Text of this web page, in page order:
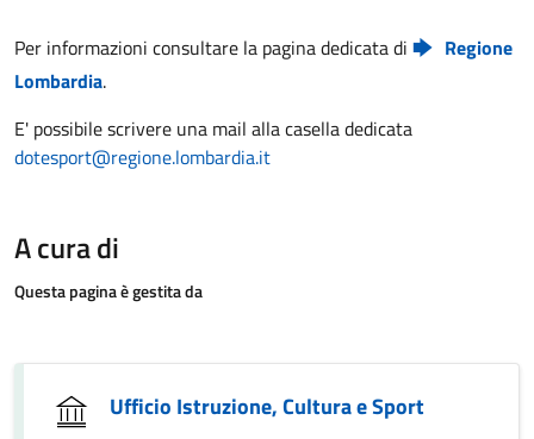
Per informazioni consultare la pagina dedicata di
Regione
Lombardia.
E' possibile scrivere una mail alla casella dedicata
dotesport@regione.lombardia.it
A cura di
Questa pagina è gestita da
Ufficio Istruzione, Cultura e Sport